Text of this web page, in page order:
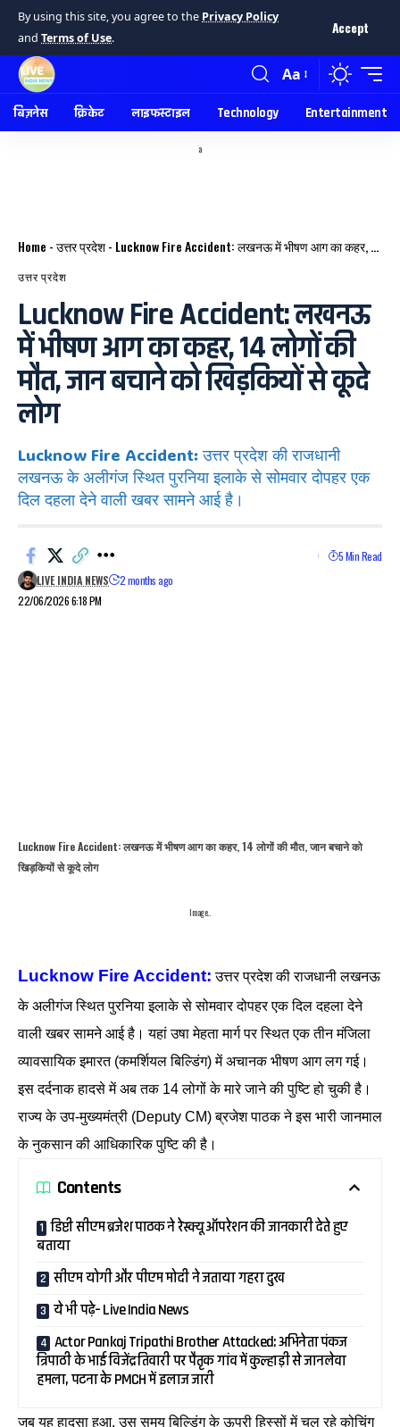
By using this site, you agree to the Privacy Policy
and Terms of Use.
Accept
Aa
बिज़नेस क्रिकेट लाइफस्टाइल Technology Entertainment
a
Home -उत्तर प्रदेश- Lucknow Fire Accident: लखनऊ में भीषण आग का कहर, 14 लोगों की मौत, जान बचाने को खिड़कियों से कूदे लोग
उत्तर प्रदेश
Lucknow Fire Accident: लखनऊ
में भीषण आग का कहर, 14 लोगों की
मौत, जान बचाने को खिड़कियों से कूदे
लोग
Lucknow Fire Accident: उत्तर प्रदेश की राजधानी
लखनऊ के अलीगंज स्थित पुरनिया इलाके से सोमवार दोपहर एक
दिल दहला देने वाली खबर सामने आई है।
22/06/2026 6:18 PM
LIVE INDIA NEWS 2 months ago
5 Min Read
Lucknow Fire Accident: लखनऊ में भीषण आग का कहर, 14 लोगों की मौत, जान बचाने को
खिड़कियों से कूदे लोग
Image..
Lucknow Fire Accident: उत्तर प्रदेश की राजधानी लखनऊ
के अलीगंज स्थित पुरनिया इलाके से सोमवार दोपहर एक दिल दहला देने
वाली खबर सामने आई है। यहां उषा मेहता मार्ग पर स्थित एक तीन मंजिला
व्यावसायिक इमारत (कमर्शियल बिल्डिंग) में अचानक भीषण आग लग गई।
इस दर्दनाक हादसे में अब तक 14 लोगों के मारे जाने की पुष्टि हो चुकी है।
राज्य के उप-मुख्यमंत्री (Deputy CM) ब्रजेश पाठक ने इस भारी जानमाल
के नुकसान की आधिकारिक पुष्टि की है।
Contents
डिप्टी सीएम ब्रजेश पाठक ने रेस्क्यू ऑपरेशन की जानकारी देते हुए
बताया
सीएम योगी और पीएम मोदी ने जताया गहरा दुख
ये भी पढ़े– Live India News
Actor Pankaj Tripathi Brother Attacked: अभिनेता पंकज
त्रिपाठी के भाई विजेंद्र तिवारी पर पैतृक गांव में कुल्हाड़ी से जानलेवा
हमला, पटना के PMCH में इलाज जारी
जब यह हादसा हुआ, उस समय बिल्डिंग के ऊपरी हिस्सों में चल रहे कोचिंग